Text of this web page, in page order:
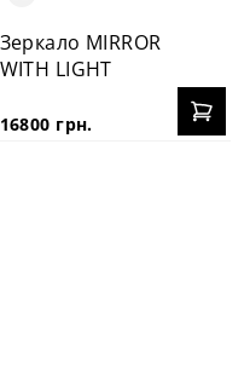
Зеркало MIRROR
WITH LIGHT
16800 грн.